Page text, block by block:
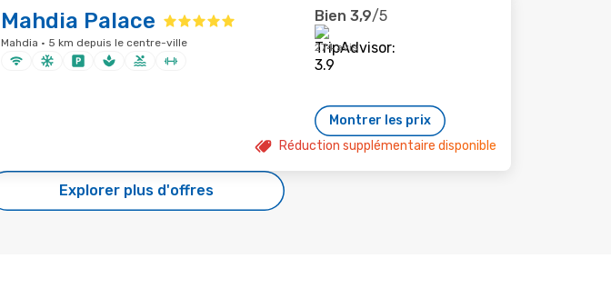
Mahdia Palace
Mahdia · 5 km depuis le centre-ville
Bien 3,9/5
274 avis
Montrer les prix
Réduction supplémentaire disponible
Explorer plus d'offres